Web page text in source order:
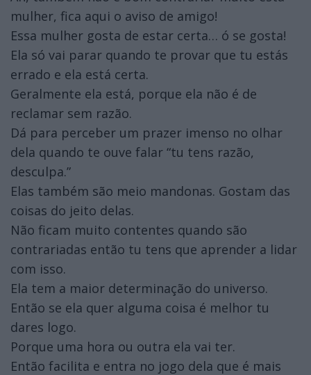
mulher, fica aqui o aviso de amigo!
Essa mulher gosta de estar certa… ó se gosta!
Ela só vai parar quando te provar que tu estás
errado e ela está certa.
Geralmente ela está, porque ela não é de
reclamar sem razão.
Dá para perceber um prazer imenso no olhar
dela quando te ouve falar “tu tens razão,
desculpa.”
Elas também são meio mandonas. Gostam das
coisas do jeito delas.
Não ficam muito contentes quando são
contrariadas então tu tens que aprender a lidar
com isso.
Ela tem a maior determinação do universo.
Então se ela quer alguma coisa é melhor tu
dares logo.
Porque uma hora ou outra ela vai ter.
Então facilita e entra no jogo dela que é mais